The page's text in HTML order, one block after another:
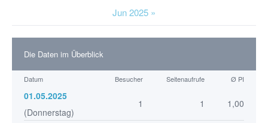
Jun 2025 »
Die Daten im Überblick
Datum Besucher Seitenaufrufe Ø PI
01.05.2025
(Donnerstag)
1 1 1,00